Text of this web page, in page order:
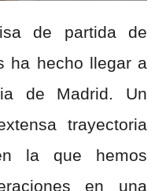
de partida de
ha hecho llegar a
de Madrid. Un
trayectoria
la que hemos
en una